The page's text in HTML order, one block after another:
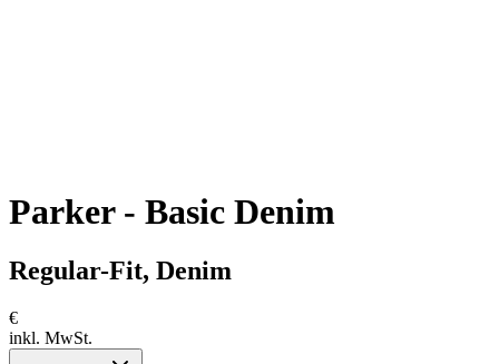
Parker - Basic Denim
Regular-Fit, Denim
€
inkl. MwSt.